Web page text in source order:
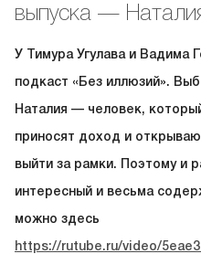
выпуска —
У Тимура Угулава и Вадима
подкаст «Без иллюзий».
Наталия — человек,
приносят доход и
выйти за рамки. Поэтому и
интересный и весьма
можно здесь
https://rutube.ru/video/